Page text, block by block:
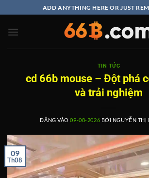
qua
nội
ADD ANYTHING HERE OR JUST
TIN TỨC
cd 66b mouse – Đột phá
và trải nghiệm
ĐĂNG VÀO09-08-2026 BỞI NGUYỄN THỊ
09
Th08